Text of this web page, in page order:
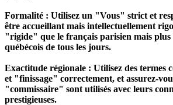
Formalité : Utilisez un "Vous" strict et
être accueillant mais intellectuellement
"rigide" que le français parisien mais plus
québécois de tous les jours.
Exactitude régionale : Utilisez des termes
et "finissage" correctement, et assurez-
"commissaire" sont utilisés avec leurs
prestigieuses.